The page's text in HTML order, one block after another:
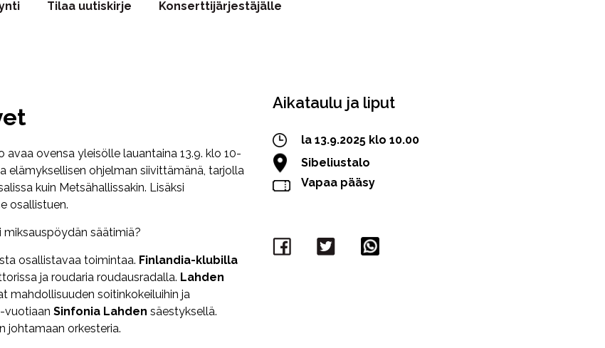
Tilaa uutiskirje Konserttijärjestäjälle
ovensa yleisölle lauantaina 13.9. klo 10-
elämyksellisen ohjelman siivittämänä, tarjolla
kuin Metsähallissakin. Lisäksi
osallistuen.
säätimiä?
osallistavaa toimintaa. Finlandia-klubilla
ja roudaria roudausradalla. Lahden
mahdollisuuden soitinkokeiluihin ja
vuotiaan Sinfonia Lahden säestyksellä.
johtamaan orkesteria.
Aikataulu ja liput
la 13.9.2025 klo 10.00
Sibeliustalo
Vapaa pääsy
Facebook
Twitter